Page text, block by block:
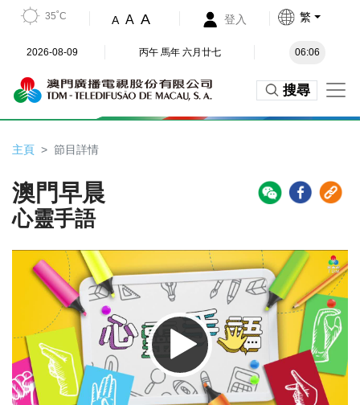
35˚C A A A 登入 繁
2026-08-09 丙午 馬年 六月廿七 06:06
搜尋
主頁 節目詳情
澳門早晨
心靈手語
Video
Player